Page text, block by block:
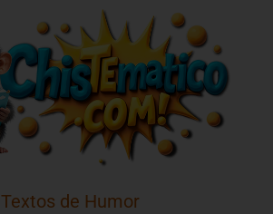
Textos de Humor